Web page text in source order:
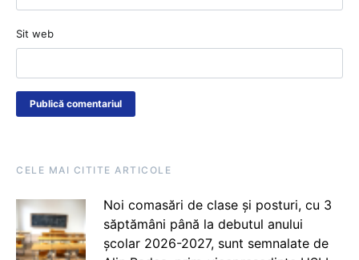
Sit web
CELE MAI CITITE ARTICOLE
Noi comasări de clase și posturi, cu 3
săptămâni până la debutul anului
școlar 2026-2027, sunt semnalate de